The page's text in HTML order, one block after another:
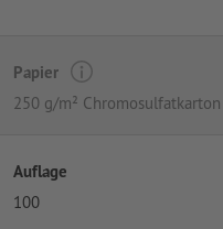
Papier
250 g/m² Chromosulfatkarton
Auflage
100